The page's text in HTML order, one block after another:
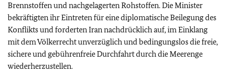
Brennstoffen und nachgelagerten Rohstoffen. Die Minister
bekräftigten ihr Eintreten für eine diplomatische Beilegung des
Konflikts und forderten Iran nachdrücklich auf, im Einklang
mit dem Völkerrecht unverzüglich und bedingungslos die freie,
sichere und gebührenfreie Durchfahrt durch die Meerenge
wiederherzustellen.